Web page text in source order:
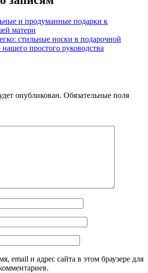
и продуманные подарки к
матери
стильные носки в подарочной
простого руководства
опубликован. Обязательные поля
email и адрес сайта в этом браузере для